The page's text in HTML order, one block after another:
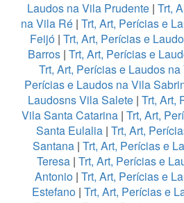
Laudos na Vila Prudente | Trt,
na Vila Ré | Trt, Art, Perícias e
Feijó | Trt, Art, Perícias e
Barros | Trt, Art, Perícias e
Trt, Art, Perícias e Laudos
Perícias e Laudos na Vila
Laudosns Vila Salete | Trt, Art,
Vila Santa Catarina| Trt, Art,
Santa Eulalia | Trt, Art,
Santana | Trt, Art, Perícias e
Teresa | Trt, Art, Perícias e
Antonio| Trt, Art, Perícias e
Estefano| Trt, Art, Perícias e